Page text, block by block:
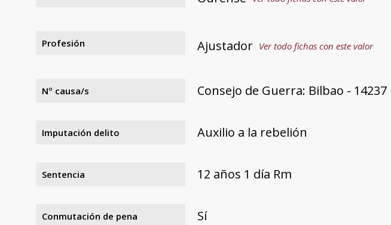
Profesión Ajustador Ver todo fichas con este valor
Nº causa/s Consejo de Guerra: Bilbao - 14237
Imputación delito Auxilio a la rebelión
Sentencia 12 años 1 día Rm
Conmutación de pena Sí